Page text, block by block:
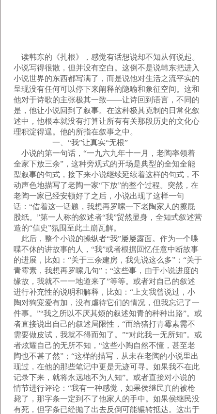
读韩东的《扎根》，感觉有话想说却不知从何说起。
小说写得很散，但并没有空白。这倒不是说韩东把进入
小说世界的东西都写满了，而是说他对生活之流平实的
呈现没有任何可以停下来阐释的隐喻和象征空间。这和
他对于诗歌的主张极其一致——让诗回到语言，不同的
是，他让小说回到了叙事。在这种极其克制的日常化叙
述中，他根本就没有打算让所有有关那段历史的文化心
理积淀得逞。他的所指在叙事之中。
一、“我”让真实“无根”
小说的第一句话，“一九六九年十一月，老陶率领着
全家下放三余”，这种旁观式的开场是典型的全知全能
型叙事的句式，接下来小说继续延续着这样的句式，不
动声色地描写了老陶一家“下放”的整个过程。突然，在
老陶一家已经安顿好了之后，小说出现了这样一句
话：“借着这一话题，我想再罗嗦一下老陶家人的擦屁
股纸。”第一人称的叙述者“我”贸然显身，全知式叙述营
造的“信史”氛围至此土崩瓦解。
此后，整个小说的操纵者“我”屡屡露面。作为一个喋
喋不休的讲故事的人，“我”或者根据回忆任意中断故事
的进展，比如：“关于三余建房，我先说这么多”；“关于
青霉素，我想再罗嗦几句”；“这些事，由于小说进度的
缘故，我就不一一地道来了”等等。或者对自己的叙述
进行补充性的说明和解释，比如：“上文我曾说过，小
陶对狗宠爱有加，没有虐待它们的情况，但我忘记了一
件事。”“我之所以不厌其烦的叙述知青的种种出路”。或
者直接说出自己的叙述局限性，“而给猪打青霉素需不
需要做皮试，我就不得而知了。”“对此我一无所知”。或
者炫耀自己的无所不知，“这些小陶自然不懂，甚至老
陶也不甚了然”；“这样的描写，从未在老陶的小说里出
现过，在他的那些笔记中更是无迹可寻。如果我不在此
记录下来，就将永远地不为人知”。或者直接对小说的
情节进行评论：“我有一种感觉，如果侯继民真的被枪
毙了，那字条一定到不了他家人的手中。如果侯继民没
有死，但字条已经抛了出去反倒可能辗转抵达。这出于